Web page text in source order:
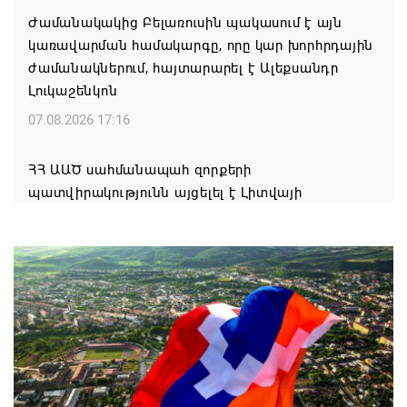
Ժամանակակից Բելառուսին պակասում է այն
կառավարման համակարգը, որը կար խորհրդային
ժամանակներում, հայտարարել է Ալեքսանդր
Լուկաշենկոն
07.08.2026 17:16
ՀՀ ԱԱԾ սահմանապահ զորքերի
պատվիրակությունն այցելել է Լիտվայի
07.08.2026 16:57
Գարեգին Բ-ի և եպիսկոպոսների գործով
դատավորն ինքնաբացարկ է հայտնել
07.08.2026 16:55
Թուրքիան, Սաուդյան Արաբիան և Պակիստանը